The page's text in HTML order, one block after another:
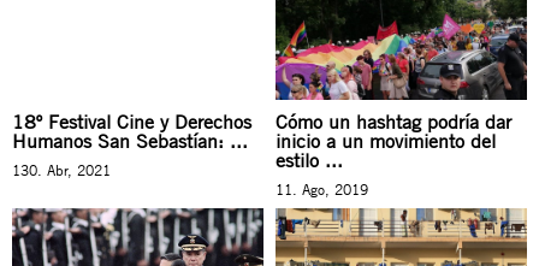
18º Festival Cine y Derechos
Humanos San Sebastían: ...
130. Abr, 2021
Cómo un hashtag podría dar
inicio a un movimiento del
estilo ...
11. Ago, 2019